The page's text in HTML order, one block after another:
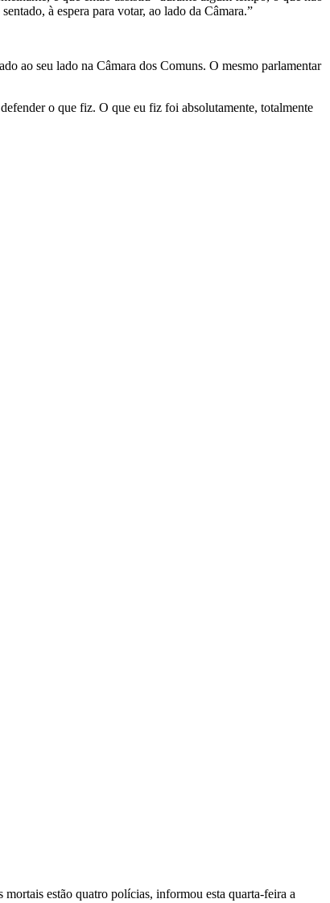
à espera para votar, ao lado da Câmara.”
ao seu lado na Câmara dos Comuns. O mesmo parlamentar
o que fiz. O que eu fiz foi absolutamente, totalmente
estão quatro polícias, informou esta quarta-feira a